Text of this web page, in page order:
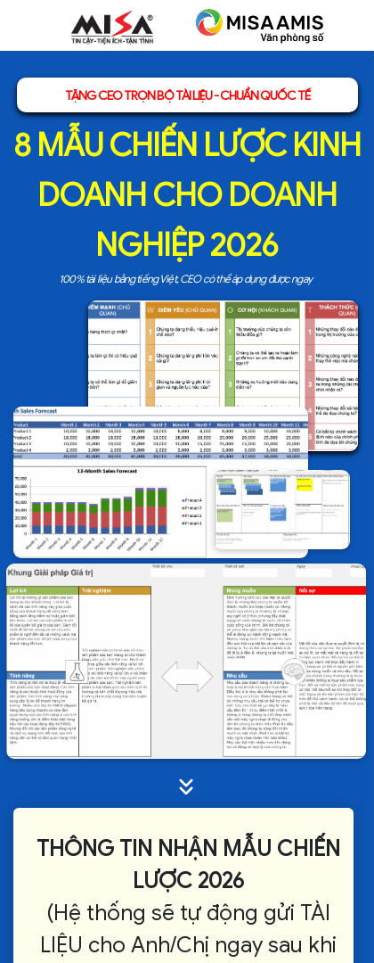
THÔNG TIN NHẬN MẪU CHIẾN
LƯỢC 2026
(Hệ thống sẽ tự động gửi TÀI
LIỆU cho Anh/Chị ngay sau khi
100% tài liệu bằng tiếng Việt, CEO có thể áp dụng được ngay
TẶNG CEO TRỌN BỘ TÀI LIỆU - CHUẨN QUỐC TẾ
8 MẪU CHIẾN LƯỢC KINH
DOANH CHO DOANH
NGHIỆP 2026